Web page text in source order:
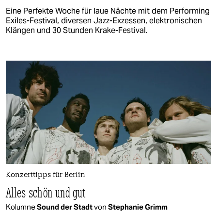
Eine Perfekte Woche für laue Nächte mit dem Performing
Exiles-Festival, diversen Jazz-Exzessen, elektronischen
Klängen und 30 Stunden Krake-Festival.
Konzerttipps für Berlin
Alles schön und gut
KolumneSound der Stadtvon Stephanie Grimm